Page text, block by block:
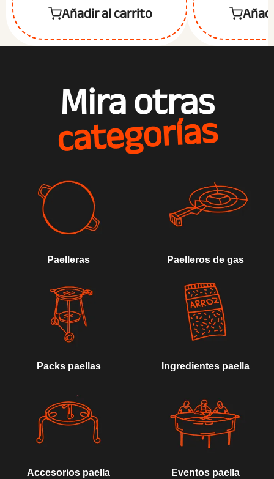
Añadir al carrito
Mira otras
categorías
Paelleras Paelleros de gas
Packs paellas Ingredientes paella
Accesorios paella Eventos paella